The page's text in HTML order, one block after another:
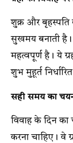
शुक्र और बृहस्पति
सुखमय बनाती है।
महत्वपूर्ण है। ये
शुभ मुहूर्त
सही समय का
विवाह के दिन
करना चाहिए। वे